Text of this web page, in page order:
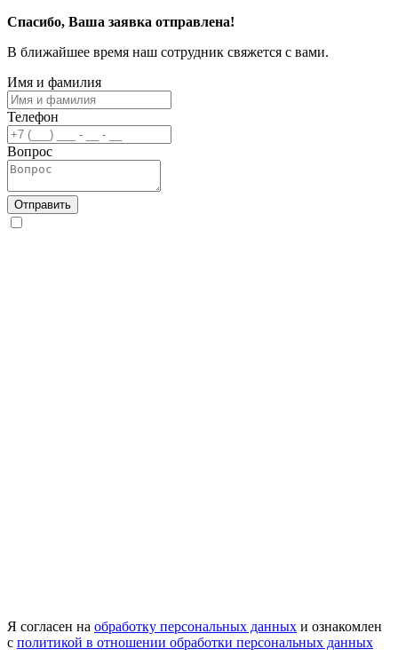
Спасибо, Ваша заявка отправлена!
В ближайшее время наш сотрудник свяжется с вами.
Имя и фамилия
Телефон
Вопрос
Отправить
Я согласен на обработку персональных данных и ознакомлен
с политикой в отношении обработки персональных данных